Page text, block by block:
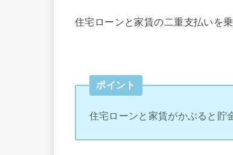
住宅ローンと家賃の二重支払いを
ポイント
住宅ローンと家賃がかぶると貯